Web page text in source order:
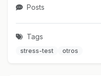
Posts
Tags
stress-test otros